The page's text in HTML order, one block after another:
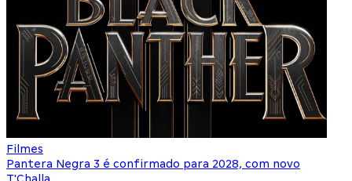
Filmes
Pantera Negra 3 é confirmado para 2028, com novo